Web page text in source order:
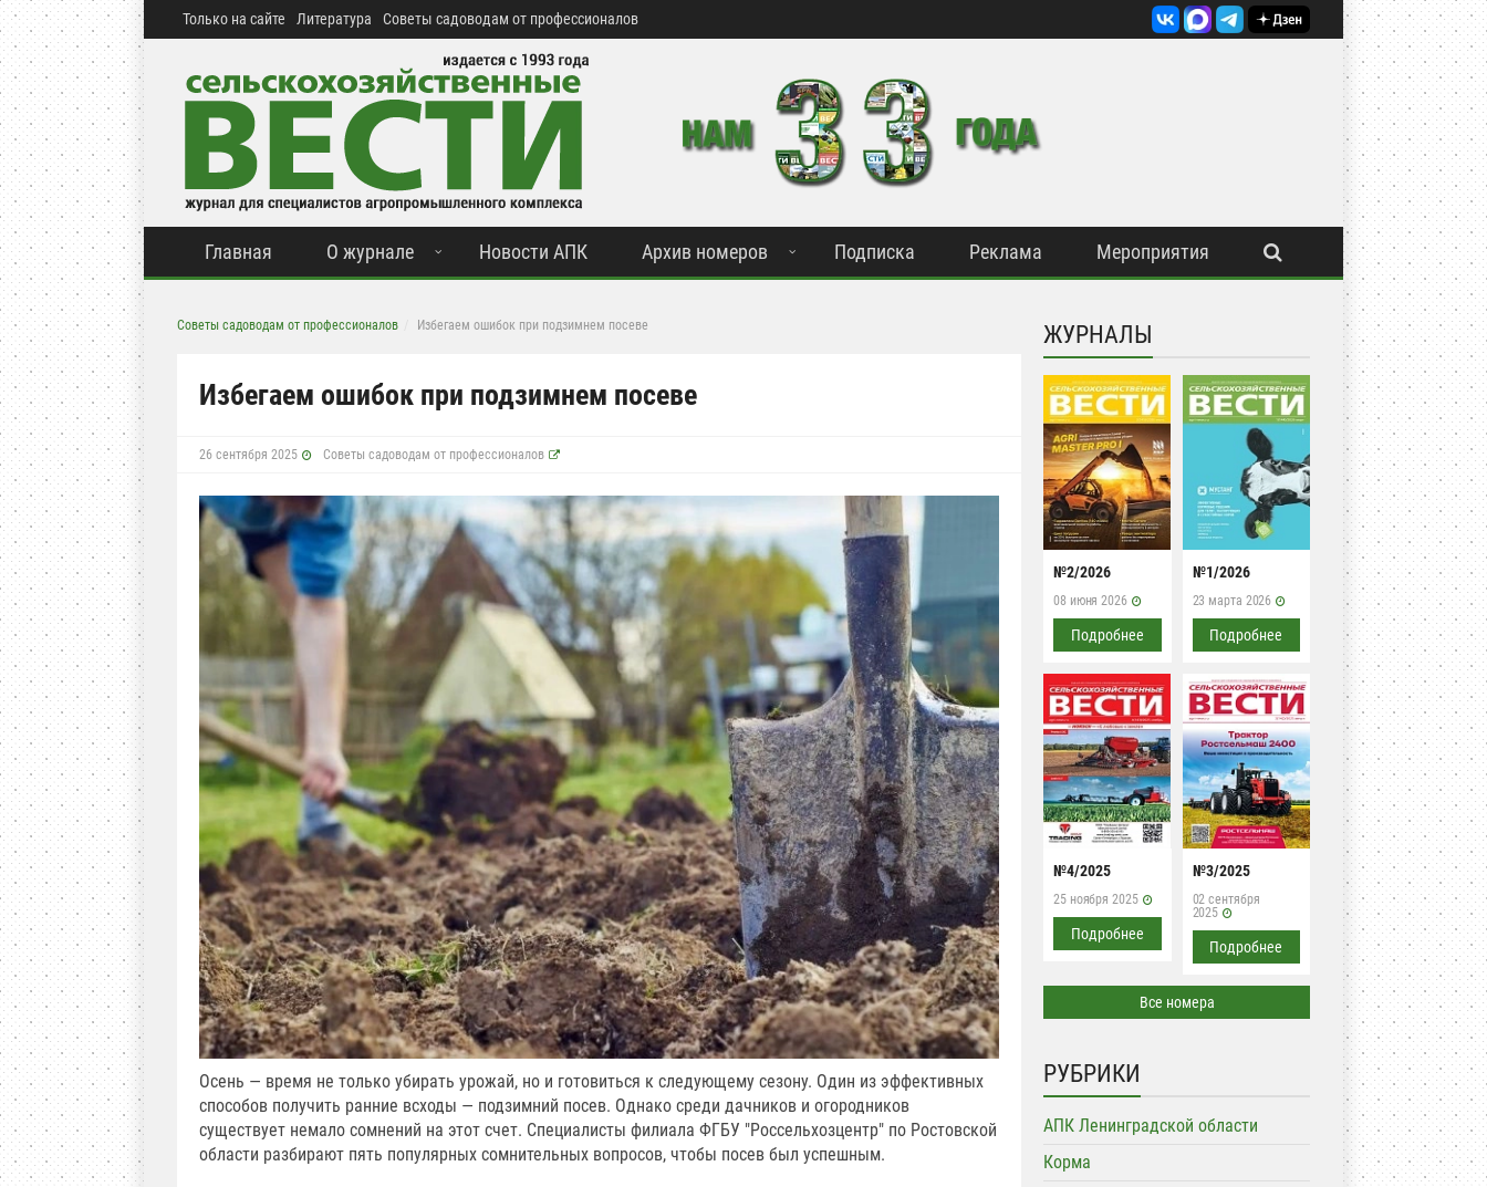
Только на сайте Литература Советы садоводам от профессионалов
Главная О журнале Новости АПК Архив номеров Подписка Реклама Мероприятия
Советы садоводам от профессионалов Избегаем ошибок при подзимнем посеве
Избегаем ошибок при подзимнем посеве
26 сентября 2025 Советы садоводам от профессионалов
Осень — время не только убирать урожай, но и готовиться к следующему сезону. Один из эффективных
способов получить ранние всходы — подзимний посев. Однако среди дачников и огородников
существует немало сомнений на этот счет. Специалисты филиала ФГБУ "Россельхозцентр" по Ростовской
области разбирают пять популярных сомнительных вопросов, чтобы посев был успешным.
ЖУРНАЛЫ
№2/2026
08 июня 2026
Подробнее
№1/2026
23 марта 2026
Подробнее
№4/2025
25 ноября 2025
Подробнее
№3/2025
02 сентября
2025
Подробнее
Все номера
РУБРИКИ
АПК Ленинградской области
Корма